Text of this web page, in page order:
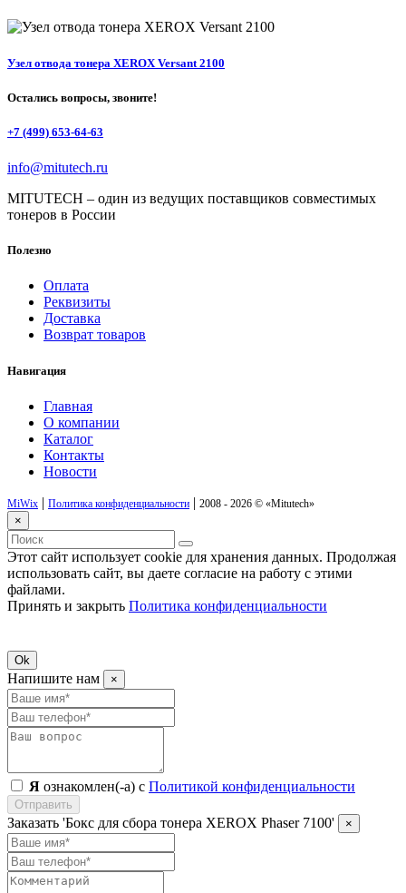
Узел отвода тонера XEROX Versant 2100
Остались вопросы, звоните!
+7 (499) 653-64-63
info@mitutech.ru
MITUTECH – один из ведущих поставщиков совместимых
тонеров в России
Полезно
Оплата
Реквизиты
Доставка
Возврат товаров
Навигация
Главная
О компании
Каталог
Контакты
Новости
MiWix | Политика конфиденциальности | 2008 - 2026 © «Mitutech»
×
Этот сайт использует cookie для хранения данных. Продолжая
использовать сайт, вы даете согласие на работу с этими
файлами.
Принять и закрыть Политика конфиденциальности
Ok
Напишите нам ×
Я ознакомлен(-а) с Политикой конфиденциальности
Отправить
Заказать 'Бокс для сбора тонера XEROX Phaser 7100' ×